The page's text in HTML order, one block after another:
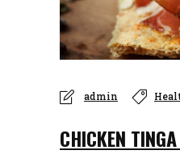
admin
CHICKEN